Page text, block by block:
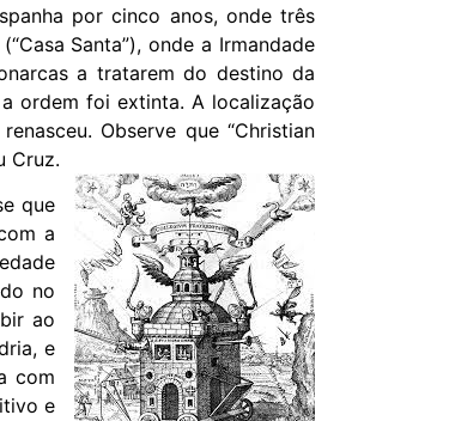
por cinco anos, onde três
Santa”), onde a Irmandade
a tratarem do destino da
ordem foi extinta. A localização
Observe que “Christian
Cruz.
que
a
no
ao
e
com
e